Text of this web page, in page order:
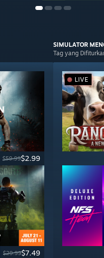
$59.99$2.99
$29.99$7.49
SIMULATOR
Tag yang
LIVE